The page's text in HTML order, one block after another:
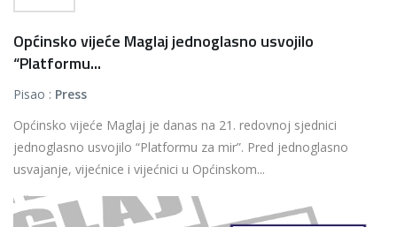
Općinsko vijeće Maglaj jednoglasno usvojilo
“Platformu...
Pisao : Press
Općinsko vijeće Maglaj je danas na 21. redovnoj sjednici
jednoglasno usvojilo “Platformu za mir”. Pred jednoglasno
usvajanje, vijećnice i vijećnici u Općinskom...
Više...